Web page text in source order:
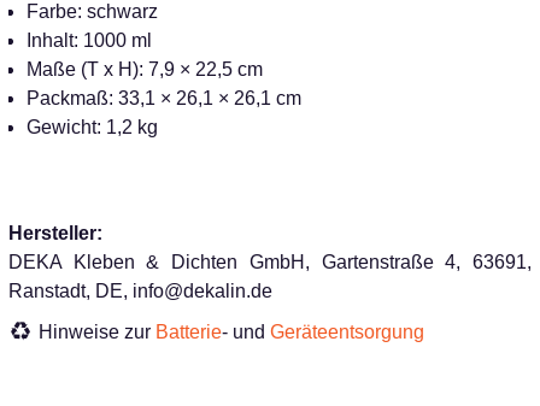
Farbe: schwarz
Inhalt: 1000 ml
Maße (T x H): 7,9 × 22,5 cm
Packmaß: 33,1 × 26,1 × 26,1 cm
Gewicht: 1,2 kg
Hersteller:
DEKA Kleben & Dichten GmbH, Gartenstraße 4, 63691,
Ranstadt, DE, info@dekalin.de
Hinweise zur Batterie- und Geräteentsorgung